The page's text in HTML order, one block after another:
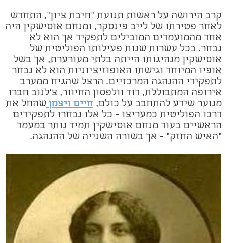
קרב הירושה על ראשות תנועת "חיבת ציון", התחדש
לאחר פטירתו של לייב פינסקר, ומנחם אוסישקין היה
אחד מהמועמדים המובילים לתפקיד אך הוא לא
נבחר. בכל עשרות שנות פעילותו הפוליטית של
אוסישקין מנהיגותו הייתה בלתי מעורערת, אך בשל
אופיו המיוחד וגישתו האופוזיציוניות הוא לא נבחר
לתפקידי ההנהגה המרכזיים. הרצל שהגיח ממערב
אירופה המתבוללת, דוד וולפסון החיוור, צ'לנוב חברו
מנוער שידע להתחבב על כולם, חיים ויצמןשהחל את
דרכו הפוליטית כמעריצו - כל אלו נבחרו לתפקידים
הראשיים בעוד מנחם אוסישקין תמיד נותר במעמד
"האיש החזק" - אך בשורה השנייה של ההנהגה.